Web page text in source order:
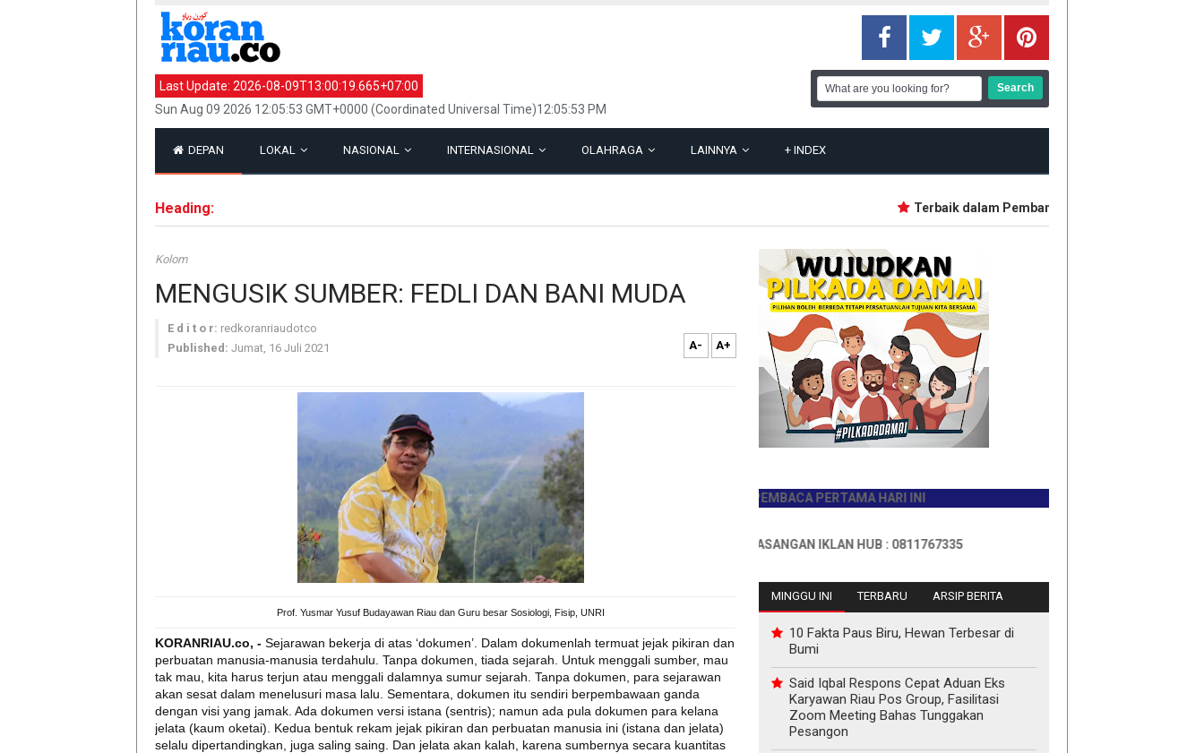
Last Update: 2026-08-09T13:00:19.665+07:00
Sun Aug 09 2026 12:05:53 GMT+0000 (Coordinated Universal Time)12:05:53 PM
DEPAN LOKAL NASIONAL INTERNASIONAL OLAHRAGA LAINNYA + INDEX
Heading: Terbaik dalam Pembangunan, Lima Daerah Ini
Kolom
MENGUSIK SUMBER: FEDLI DAN BANI MUDA
E d i t o r: redkoranriaudotco
Published: Jumat, 16 Juli 2021 A- A+
Prof. Yusmar Yusuf Budayawan Riau dan Guru besar Sosiologi, Fisip, UNRI
KORANRIAU.co, - Sejarawan bekerja di atas ‘dokumen’. Dalam dokumenlah termuat jejak pikiran dan
perbuatan manusia-manusia terdahulu. Tanpa dokumen, tiada sejarah. Untuk menggali sumber, mau
tak mau, kita harus terjun atau menggali dalamnya sumur sejarah. Tanpa dokumen, para sejarawan
akan sesat dalam menelusuri masa lalu. Sementara, dokumen itu sendiri berpembawaan ganda
dengan visi yang jamak. Ada dokumen versi istana (sentris); namun ada pula dokumen para kelana
jelata (kaum oketai). Kedua bentuk rekam jejak pikiran dan perbuatan manusia ini (istana dan jelata)
selalu dipertandingkan, juga saling saing. Dan jelata akan kalah, karena sumbernya secara kuantitas
JADILAH PEMBACA PERTAMA HARI INI
INFO PEMASANGAN IKLAN HUB : 0811767335
MINGGU INI TERBARU ARSIP BERITA
10 Fakta Paus Biru, Hewan Terbesar di
Bumi
Said Iqbal Respons Cepat Aduan Eks
Karyawan Riau Pos Group, Fasilitasi
Zoom Meeting Bahas Tunggakan
Pesangon